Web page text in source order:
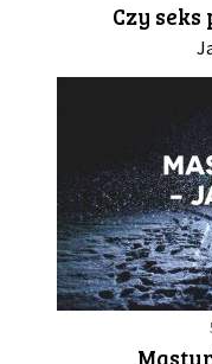
Czy seks